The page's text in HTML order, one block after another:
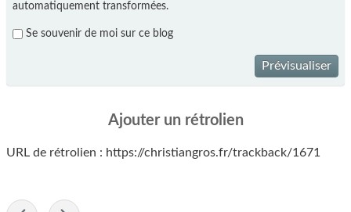
automatiquement transformées.
Se souvenir de moi sur ce blog
Prévisualiser
Ajouter un rétrolien
URL de rétrolien : https://christiangros.fr/trackback/1671